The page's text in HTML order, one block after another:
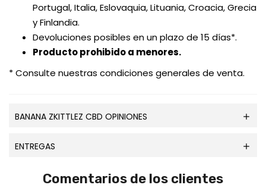
Portugal, Italia, Eslovaquia, Lituania, Croacia, Grecia
y Finlandia.
Devoluciones posibles en un plazo de 15 días*.
Producto prohibido a menores.
* Consulte nuestras condiciones generales de venta.
BANANA ZKITTLEZ CBD OPINIONES
ENTREGAS
Comentarios de los clientes